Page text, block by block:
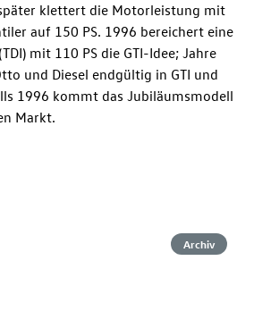
klettert die Motorleistung mit
auf 150 PS. 1996 bereichert eine
mit 110 PS die GTI-Idee; Jahre
und Diesel endgültig in GTI und
1996 kommt das Jubiläumsmodell
Markt.
Archiv